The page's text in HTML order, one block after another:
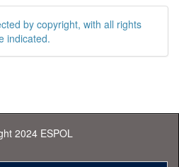
by copyright, with all rights
indicated.
2024 ESPOL